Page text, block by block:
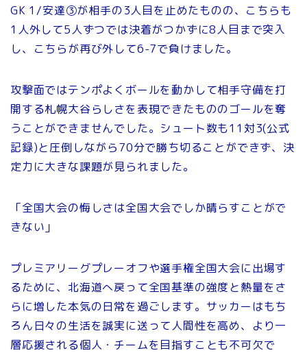
GK 1/安達③が相手の3人目を止めたものの、こちらも
1人外して5人ずつでは決着がつかずに8人目まで突入
し、こちらが再び外して6-7で負けました。
攻撃面ではテンポよくボールを動かして相手守備を打
開する札幌大谷らしさを表現できたもののゴールを奪
うことができませんでした。シュート数も11対3(公式
記録)と圧倒しながら70分で勝ち切ることができず、決
定力に大きな課題が見られました。
「全国大会の悔しさは全国大会でしか晴らすことがで
きない」
プレミアリーグプレーオフや選手権全国大会に出場す
るために、北海道へ戻って全国基準の強度と熱量をさ
らに増した本気の日常を過ごします。サッカーはもち
ろん日々の生活を誠実に送って人間性を高め、より一
層応援される個人・チームを目指すことも不可欠で